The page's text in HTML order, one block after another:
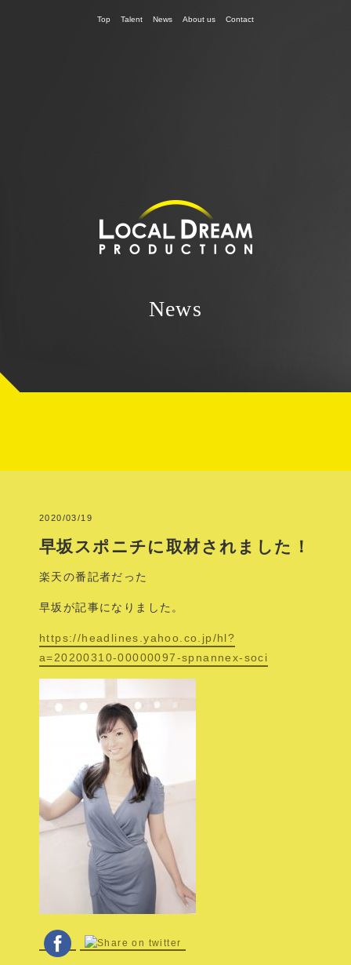
Top Talent News About us Contact
News
2020/03/19
早坂スポニチに取材されました！
楽天の番記者だった
早坂が記事になりました。
https://headlines.yahoo.co.jp/hl?
a=20200310-00000097-spnannex-soci